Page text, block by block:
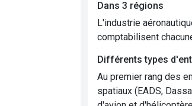
Dans 3 régions
L'industrie
comptabilisent
Différents types
Au premier rang des
spatiaux (EADS,